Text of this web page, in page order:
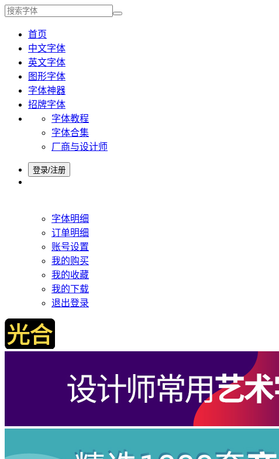
首页
中文字体
英文字体
图形字体
字体神器
招牌字体
字体教程
字体合集
厂商与设计师
登录/注册
字体明细
订单明细
账号设置
我的购买
我的收藏
我的下载
退出登录